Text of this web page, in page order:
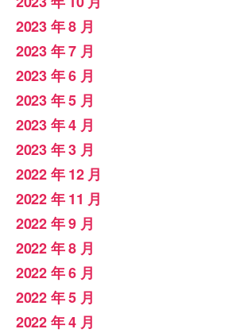
2023 年 8 月
2023 年 7 月
2023 年 6 月
2023 年 5 月
2023 年 4 月
2023 年 3 月
2022 年 12 月
2022 年 11 月
2022 年 9 月
2022 年 8 月
2022 年 6 月
2022 年 5 月
2022 年 4 月